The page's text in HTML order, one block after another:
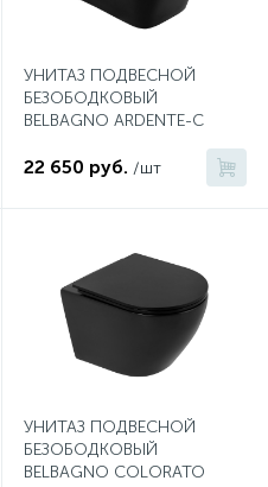
УНИТАЗ ПОДВЕСНОЙ
БЕЗОБОДКОВЫЙ
BELBAGNO ARDENTE-C
22 650 руб. /шт
УНИТАЗ ПОДВЕСНОЙ
БЕЗОБОДКОВЫЙ
BELBAGNO COLORATO